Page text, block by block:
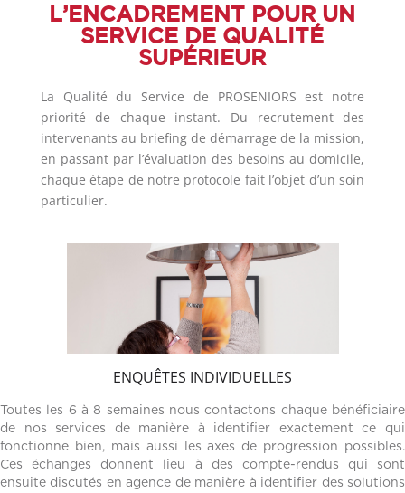
L’ENCADREMENT POUR UN
SERVICE DE QUALITÉ
SUPÉRIEUR
La Qualité du Service de PROSENIORS est notre
priorité de chaque instant. Du recrutement des
intervenants au briefing de démarrage de la mission,
en passant par l’évaluation des besoins au domicile,
chaque étape de notre protocole fait l’objet d’un soin
particulier.
ENQUÊTES INDIVIDUELLES
Toutes les 6 à 8 semaines nous contactons chaque bénéficiaire
de nos services de manière à identifier exactement ce qui
fonctionne bien, mais aussi les axes de progression possibles.
Ces échanges donnent lieu à des compte-rendus qui sont
ensuite discutés en agence de manière à identifier des solutions